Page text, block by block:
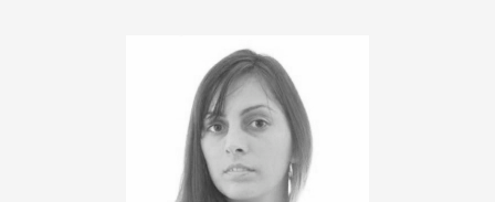
JIMENA MAGERL
Project Manager